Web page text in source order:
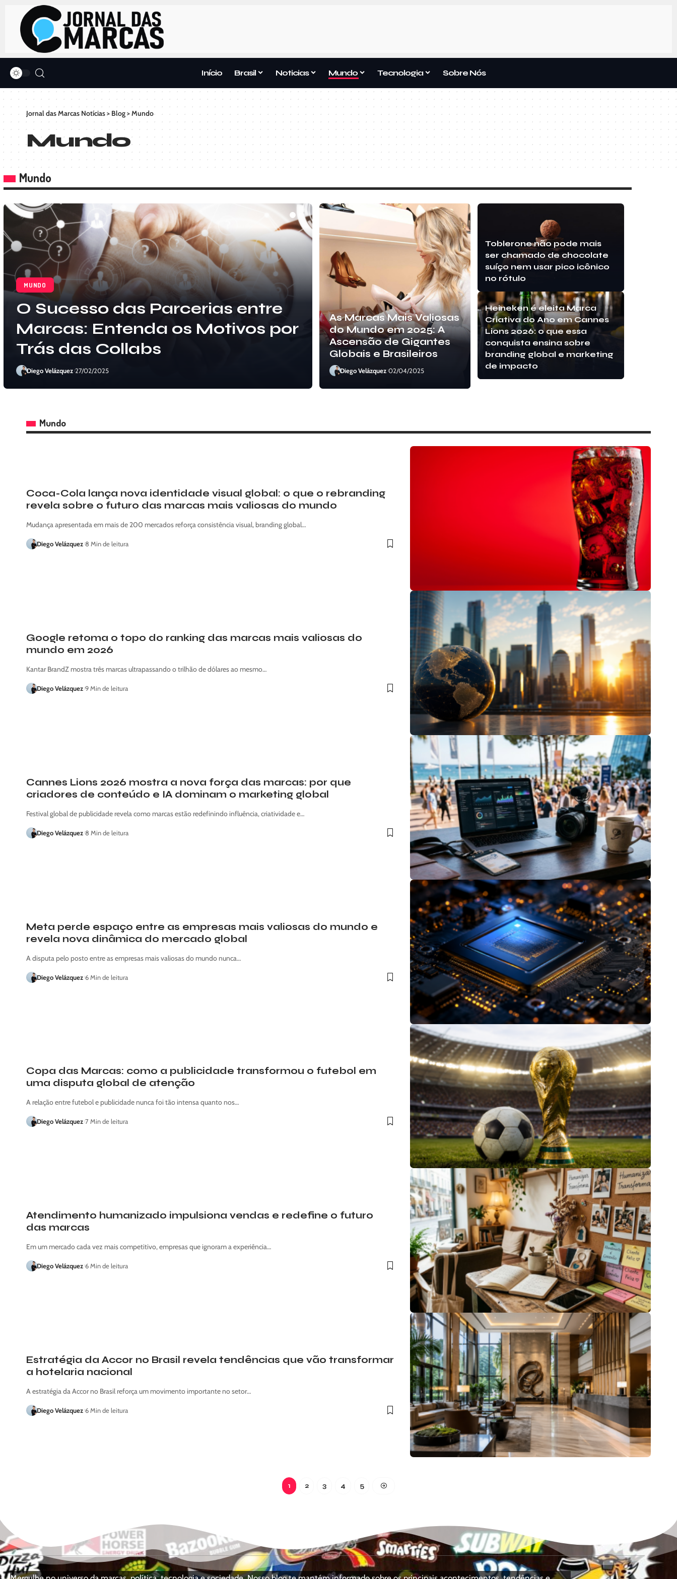
Início Brasil Noticias Mundo Tecnologia Sobre Nós
Jornal das Marcas Notícias> Blog>Mundo
Mundo
Mundo
MUNDO
Café vira experiência sensorial e
marcas apostam em eventos
para se conectar com novos
consumidores
Diego Velázquez 04/06/2025 Diego Velázquez 27/02/2025
As Marcas Mais Valiosas
do Mundo em 2025: A
Ascensão de Gigantes
Globais e Brasileiros
Diego Velázquez 02/04/2025
Toblerone não pode mais
ser chamado de chocolate
suíço nem usar pico icônico
no rótulo
Heineken é eleita Marca
Criativa do Ano em Cannes
Lions 2026: o que essa
conquista ensina sobre
branding global e marketing
de impacto
Mundo
Coca-Cola lança nova identidade visual global: o que o rebranding
revela sobre o futuro das marcas mais valiosas do mundo
Mudança apresentada em mais de 200 mercados reforça consistência visual, branding global…
Diego Velázquez 8 Min de leitura
Google retoma o topo do ranking das marcas mais valiosas do
mundo em 2026
Kantar BrandZ mostra três marcas ultrapassando o trilhão de dólares ao mesmo…
Diego Velázquez 9 Min de leitura
Cannes Lions 2026 mostra a nova força das marcas: por que
criadores de conteúdo e IA dominam o marketing global
Festival global de publicidade revela como marcas estão redefinindo influência, criatividade e…
Diego Velázquez 8 Min de leitura
Meta perde espaço entre as empresas mais valiosas do mundo e
revela nova dinâmica do mercado global
A disputa pelo posto entre as empresas mais valiosas do mundo nunca…
Diego Velázquez 6 Min de leitura
Copa das Marcas: como a publicidade transformou o futebol em
uma disputa global de atenção
A relação entre futebol e publicidade nunca foi tão intensa quanto nos…
Diego Velázquez 7 Min de leitura
Atendimento humanizado impulsiona vendas e redefine o futuro
das marcas
Em um mercado cada vez mais competitivo, empresas que ignoram a experiência…
Diego Velázquez 6 Min de leitura
Estratégia da Accor no Brasil revela tendências que vão transformar
a hotelaria nacional
A estratégia da Accor no Brasil reforça um movimento importante no setor…
Diego Velázquez 6 Min de leitura
1 2 3 4 5